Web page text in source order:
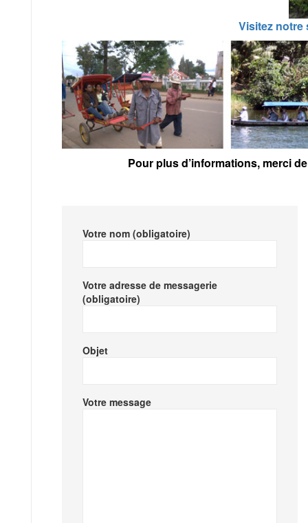
Visitez notre
Pour plus d’informations, merci
Votre nom (obligatoire)
Votre adresse de messagerie
(obligatoire)
Objet
Votre message